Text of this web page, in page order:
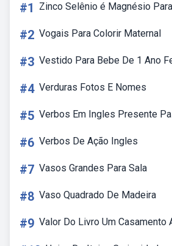
#1 Zinco Selênio é Magnésio
#2 Vogais Para Colorir Maternal
#3 Vestido Para Bebe De 1 Ano
#4 Verduras Fotos E Nomes
#5 Verbos Em Ingles Presente
#6 Verbos De Ação Ingles
#7 Vasos Grandes Para Sala
#8 Vaso Quadrado De Madeira
#9 Valor Do Livro Um Casamento